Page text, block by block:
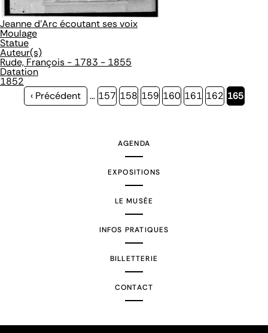
Jeanne d'Arc écoutant ses voix
Moulage
Statue
Auteur(s)
Rude, François - 1783 - 1855
Datation
1852
Page
‹ Précédent … Page
157 Page
158 Page
159 Page
160 Page
161 Page
162 Page
165
AGENDA
EXPOSITIONS
LE MUSÉE
INFOS PRATIQUES
BILLETTERIE
CONTACT